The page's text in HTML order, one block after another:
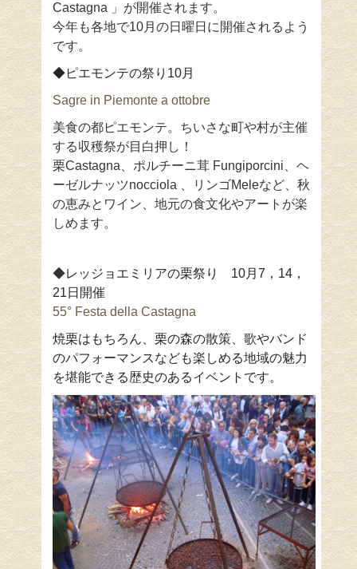
Castagna 」が開催されます。
今年も各地で10月の日曜日に開催されるよう
です。
◆ピエモンテの祭り10月
Sagre in Piemonte a ottobre
美食の都ピエモンテ。ちいさな町や村が主催
する収穫祭が目白押し！
栗Castagna、ポルチーニ茸 Fungiporcini、ヘ
ーゼルナッツnocciola 、リンゴMeleなど、秋
の恵みとワイン、地元の食文化やアートが楽
しめます。
◆レッジョエミリアの栗祭り 10月7，14，
21日開催
55° Festa della Castagna
焼栗はもちろん、栗の森の散策、歌やバンド
のパフォーマンスなども楽しめる地域の魅力
を堪能できる歴史のあるイベントです。